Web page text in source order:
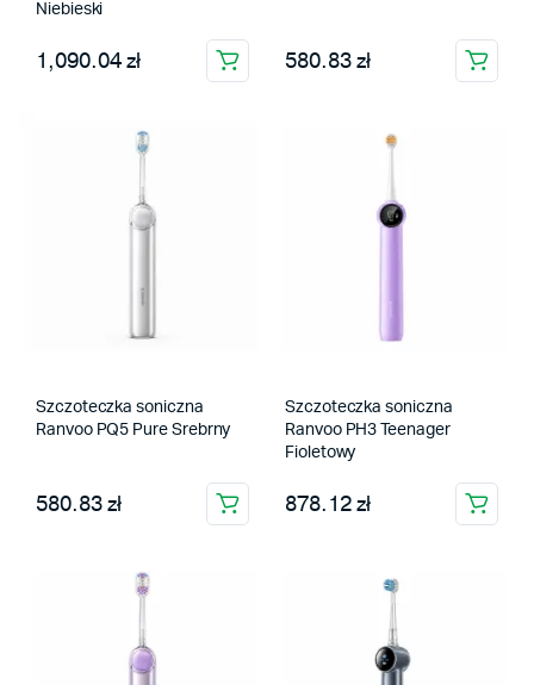
Niebieski
1,090.04 zł 580.83 zł
Szczoteczka soniczna
Ranvoo PQ5 Pure Srebrny
580.83 zł
Szczoteczka soniczna
Ranvoo PH3 Teenager
Fioletowy
878.12 zł